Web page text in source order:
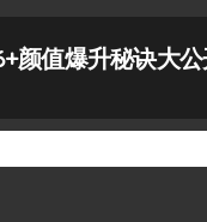
颜值爆升秘诀大